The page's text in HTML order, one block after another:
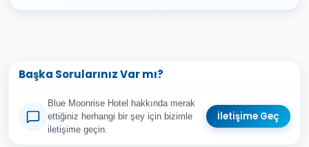
Başka Sorularınız Var mı?
Blue Moonrise Hotel hakkında merak
ettiğiniz herhangi bir şey için bizimle
iletişime geçin.
İletişime Geç